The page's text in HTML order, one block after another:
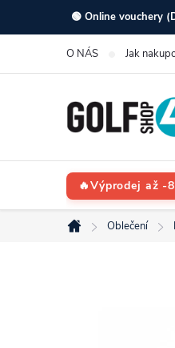
na
🟢 Online vouchery
O NÁS Jak
🔥Výprodej až -
Domů
Oblečení